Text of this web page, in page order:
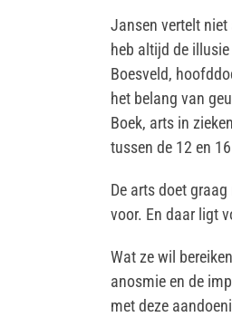
Jansen vertelt niet
heb altijd de
Boesveld,
het belang van
Boek, arts in
tussen de 12 en
De arts doet
voor. En daar ligt
Wat ze wil
anosmie en de
met deze